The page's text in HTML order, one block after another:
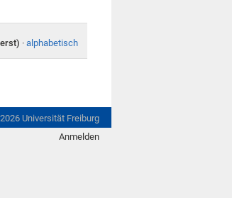
· alphabetisch
2026 Universität Freiburg
Anmelden